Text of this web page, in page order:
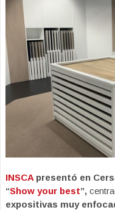
INSCA presentó en
“Show your best”,
expositivas muy